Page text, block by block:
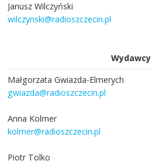
Janusz Wilczyński
wilczynski@radioszczecin.pl
Wydawcy
Małgorzata Gwiazda-Elmerych
gwiazda@radioszczecin.pl
Anna Kolmer
kolmer@radioszczecin.pl
Piotr Tolko